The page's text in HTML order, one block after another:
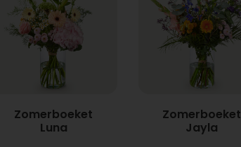
Zomerboeket
Luna
Zomerboeket
Jayla